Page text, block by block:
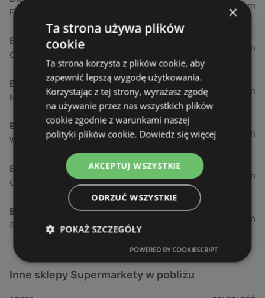
Fińska 4, 72-602 Świnoujście
0,23 km
Biedronka
Chrobrego 9, 72-600 Świnoujście
0,84 km
Biedronka
Nowokarsiborska 2, 72-600 Świnoujście
1,87 km
Biedronka
Wojska Polskiego 16a, 72-600 Świnoujście
2,77 km
Biedronka
Gryfa Pomorskiego, 72-500 Międzyzdroje
12,39 km
Biedronka
Sienkiewicza 32, 72-510 Wolin
24,01 km
Inne sklepy Supermarkety w pobliżu
×
Ta strona używa plików
cookie
Ta strona korzysta z plików cookie, aby
zapewnić lepszą wygodę użytkowania.
Korzystając z tej strony, wyrażasz zgodę
na używanie przez nas wszystkich plików
cookie zgodnie z warunkami naszej
polityki plików cookie. Dowiedz się więcej
AKCEPTUJ WSZYSTKIE
ODRZUĆ WSZYSTKIE
POKAŻ SZCZEGÓŁY
POWERED BY COOKIESCRIPT